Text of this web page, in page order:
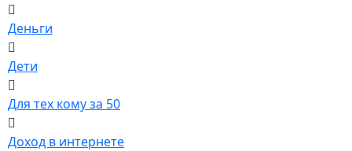
Деньги
Дети
Для тех кому за 50
Доход в интернете